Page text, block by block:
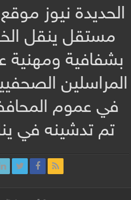
الحديدة نيوز
مستقل ينقل
بشفافية ومهنية
المراسلين
في عموم
تم تدشينه في يناير